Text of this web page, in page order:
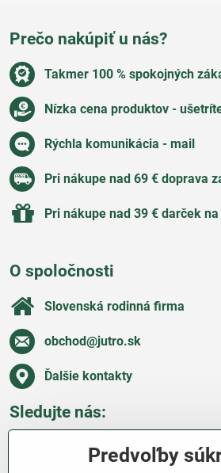
Prečo nakúpiť u nás?
Takmer 100 % spokojných
Nízka cena produktov -
Rýchla komunikácia - mail
Pri nákupe nad 69 € doprava
Pri nákupe nad 39 € darček
O spoločnosti
Slovenská rodinná firma
obchod​@jutro​.sk
Ďalšie kontakty
Sledujte nás:
Predvoľby